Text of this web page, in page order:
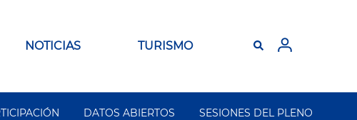
NOTICIAS TURISMO
DATOS ABIERTOS SESIONES DEL PLENO